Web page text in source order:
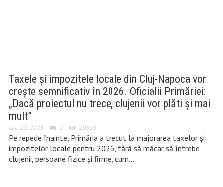
Taxele și impozitele locale din Cluj-Napoca vor
crește semnificativ în 2026. Oficialii Primăriei:
„Dacă proiectul nu trece, clujenii vor plăti și mai
mult”
dec. 23, 2025 2 20518
Pe repede înainte, Primăria a trecut la majorarea taxelor și
impozitelor locale pentru 2026, fără să măcar să întrebe
clujenii, persoane fizice și firme, cum…